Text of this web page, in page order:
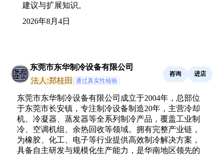
建议与扩展知识。
2026年8月4日
东莞市东华制冷设备有限公司
法人:郑桂田
通过真实性核验
咨询 进店
东莞市东华制冷设备有限公司成立于2004年，总部位
于东莞市长安镇，专注制冷设备制造20年，主营冷却
机、冷凝器、蒸发器等全系列制冷产品，覆盖工业制
冷、空调机组、余热回收等领域。拥有完整产业链，
为橡胶、化工、电子等行业提供高效制冷解决方案，
具备自主研发与规模化生产能力，是华南地区领先的